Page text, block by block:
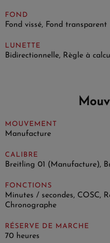
FOND
Fond vissé, Fond transparent
LUNETTE
Bidirectionnelle, Règle à calcul
MOUVEMENT
Manufacture
CALIBRE
Breitling 01 (Manufacture),
FONCTIONS
Minutes / secondes, COSC,
Chronographe
RÉSERVE DE MARCHE
70 heures